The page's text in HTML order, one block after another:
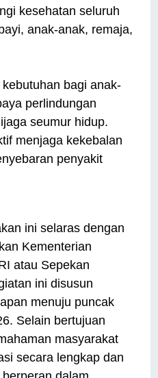
kesehatan seluruh
anak-anak, remaja,
bagi anak-
perlindungan
seumur hidup.
menjaga kekebalan
penyakit
ini selaras dengan
Kementerian
atau Sepekan
ini disusun
menuju puncak
Selain bertujuan
masyarakat
secara lengkap dan